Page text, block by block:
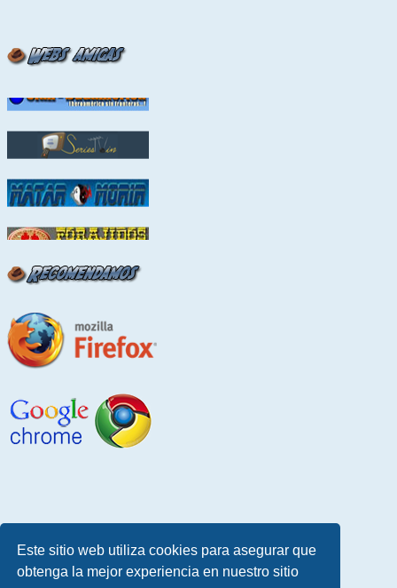
Este sitio web utiliza cookies para asegurar que
obtenga la mejor experiencia en nuestro sitio